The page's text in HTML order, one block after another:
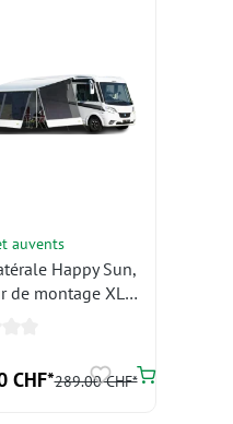
auvents
Happy Sun,
de montage XL
CHF*289.00 CHF*